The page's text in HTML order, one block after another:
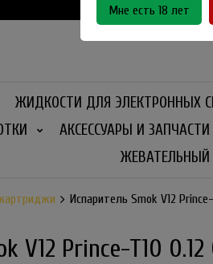
ЖИДКОСТИ ДЛЯ ЭЛЕКТРОННЫХ
АКСЕССУАРЫ И ЗАПЧАСТИ
ЖЕВАТЕЛЬНЫЙ
Испаритель Smok V12
V12 Prince-T10
Мне есть 18 лет